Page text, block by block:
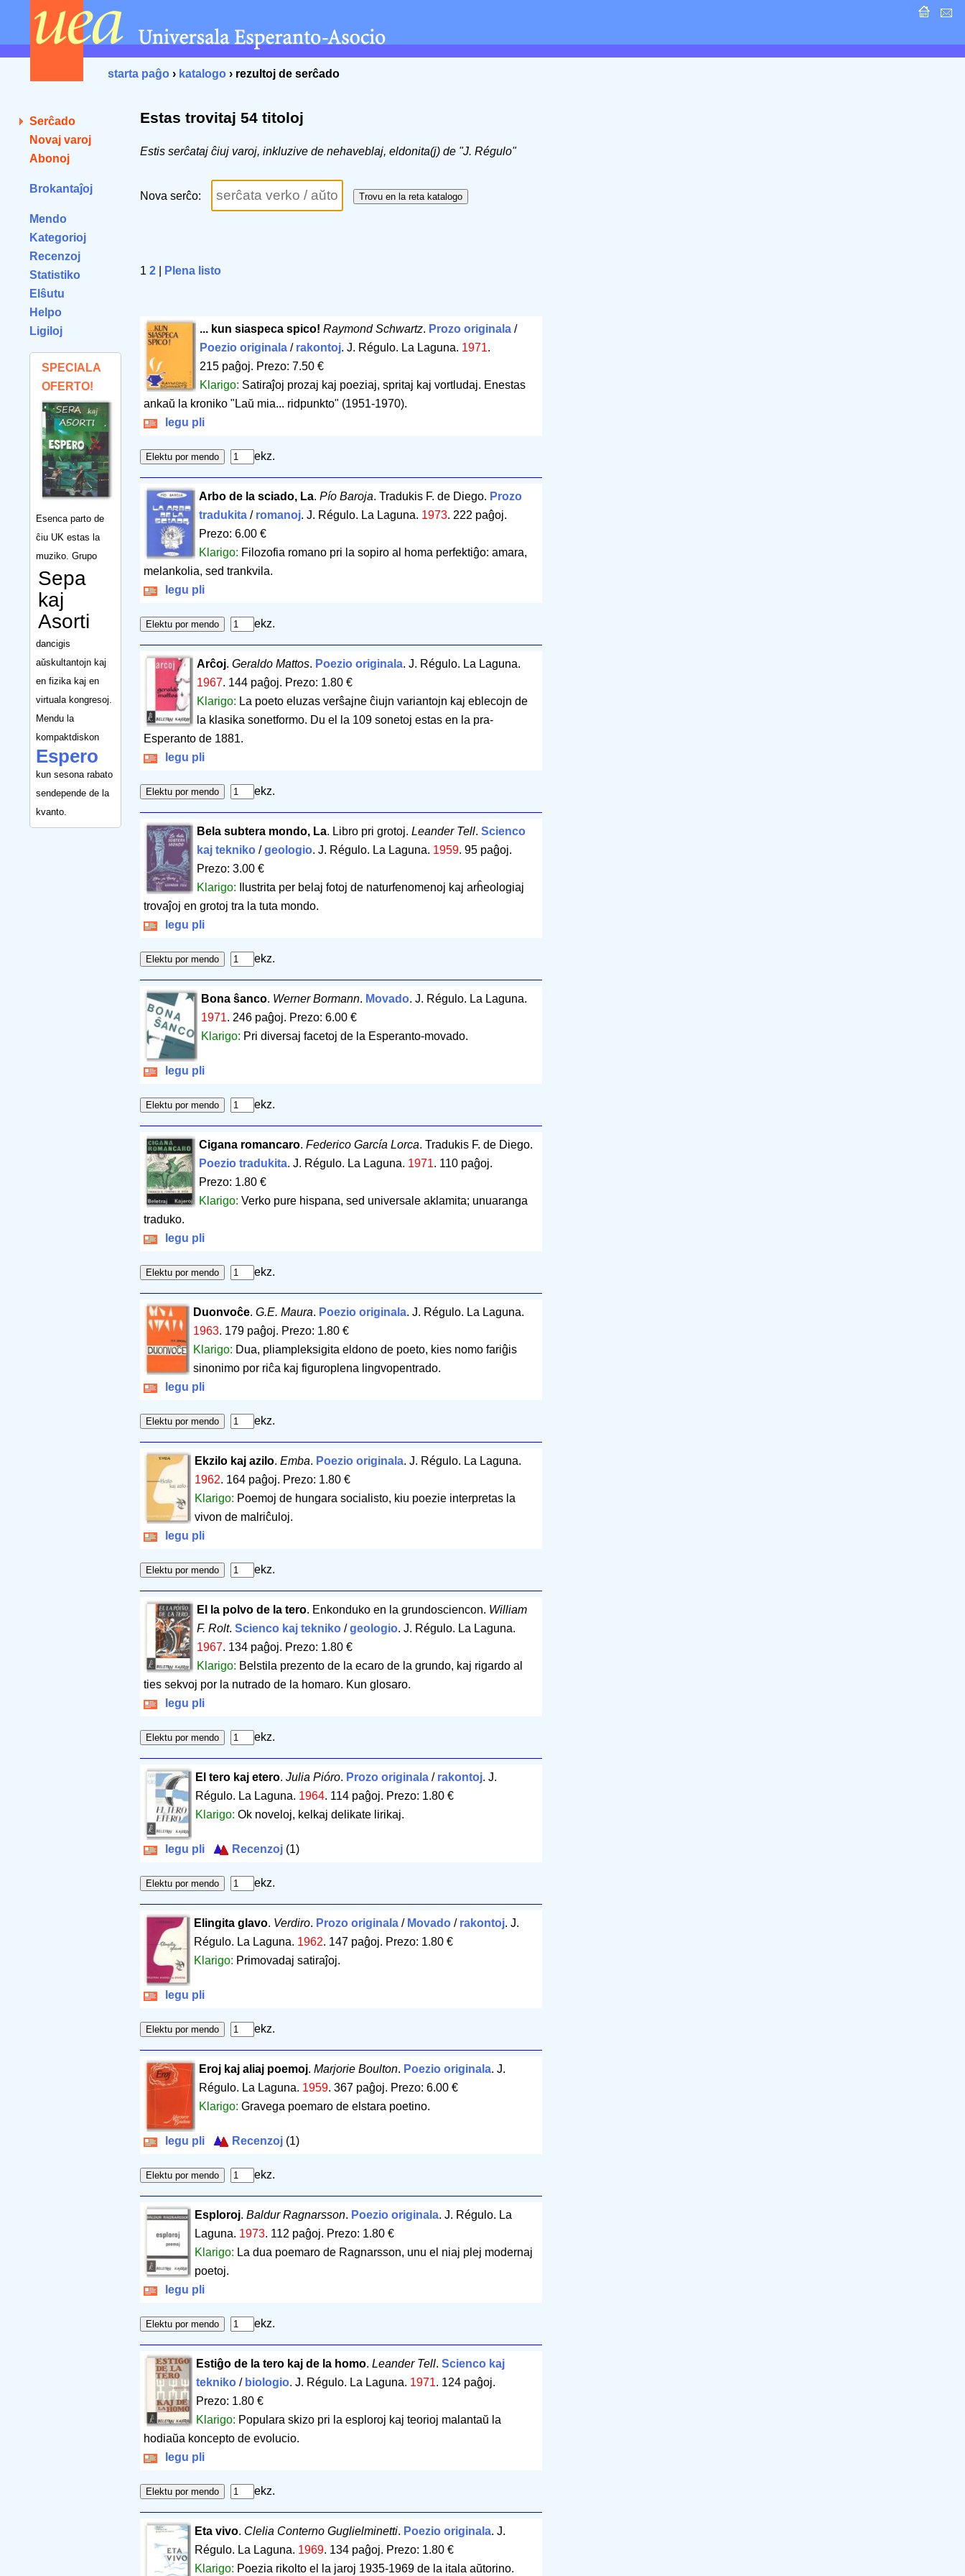
starta paĝo › katalogo › rezultoj de serĉado
Serĉado
Novaj varoj
Abonoj
Brokantaĵoj
Mendo
Kategorioj
Recenzoj
Statistiko
Elŝutu
Helpo
Ligiloj
SPECIALA
OFERTO!
Esenca parto de
ĉiu UK estas la
muziko. Grupo
Sepa
kaj
Asorti
dancigis
aŭskultantojn kaj
en fizika kaj en
virtuala kongresoj.
Mendu la
kompaktdiskon
Espero
kun sesona rabato
sendepende de la
kvanto.
Estas trovitaj 54 titoloj
Estis serĉataj ĉiuj varoj, inkluzive de nehaveblaj, eldonita(j) de "J. Régulo"
Nova serĉo:
1 2 Plena listo
... kun siaspeca spico! Raymond Schwartz. Prozo originala/
Poezio originala/ rakontoj. J. Régulo. La Laguna. 1971.
215 paĝoj. Prezo: 7.50 €
Klarigo: Satiraĵoj prozaj kaj poeziaj, spritaj kaj vortludaj. Enestas
ankaŭ la kroniko "Laŭ mia... ridpunkto" (1951-1970).
legu pli
ekz.
Arbo de la sciado, La. Pío Baroja. Tradukis F. de Diego. Prozo
tradukita/ romanoj. J. Régulo. La Laguna. 1973. 222 paĝoj.
Prezo: 6.00 €
Klarigo: Filozofia romano pri la sopiro al homa perfektiĝo: amara,
melankolia, sed trankvila.
legu pli
ekz.
Arĉoj.Geraldo Mattos. Poezio originala. J. Régulo. La Laguna.
1967. 144 paĝoj. Prezo: 1.80 €
Klarigo: La poeto eluzas verŝajne ĉiujn variantojn kaj eblecojn de
la klasika sonetformo. Du el la 109 sonetoj estas en la pra-
Esperanto de 1881.
legu pli
ekz.
Bela subtera mondo, La. Libro pri grotoj.Leander Tell.Scienco
kaj tekniko /geologio. J. Régulo. La Laguna. 1959.95 paĝoj.
Prezo: 3.00 €
Klarigo:
Ilustrita per belaj fotoj de naturfenomenoj kaj arĥeologiaj
trovaĵoj en grotoj tra la tuta mondo.
legu pli
ekz.
Bona ŝanco. Werner Bormann. Movado. J. Régulo. La Laguna.
1971. 246 paĝoj. Prezo: 6.00 €
Klarigo: Pri diversaj facetoj de la Esperanto-movado.
legu pli
ekz.
Cigana romancaro. Federico García Lorca. Tradukis F. de Diego.
Poezio tradukita. J. Régulo. La Laguna. 1971. 110 paĝoj.
Prezo: 1.80 €
Klarigo: Verko pure hispana, sed universale aklamita; unuaranga
traduko.
legu pli
ekz.
Duonvoĉe. G.E. Maura. Poezio originala. J. Régulo. La Laguna.
1963. 179 paĝoj. Prezo: 1.80 €
Klarigo: Dua, pliampleksigita eldono de poeto, kies nomo fariĝis
sinonimo por riĉa kaj figuroplena lingvopentrado.
legu pli
ekz.
Ekzilo kaj azilo.Emba. Poezio originala. J. Régulo. La Laguna.
1962. 164 paĝoj. Prezo: 1.80 €
Klarigo: Poemoj de hungara socialisto, kiu poezie interpretas la
vivon de malriĉuloj.
legu pli
ekz.
El la polvo de la tero. Enkonduko en la grundosciencon. William
F. Rolt.Scienco kaj tekniko /geologio. J. Régulo. La Laguna.
1967. 134 paĝoj. Prezo: 1.80 €
Klarigo: Belstila prezento de la ecaro de la grundo, kaj rigardo al
ties sekvoj por la nutrado de la homaro. Kun glosaro.
legu pli
ekz.
El tero kaj etero.Julia Pióro. Prozo originala / rakontoj. J.
Régulo. La Laguna. 1964. 114 paĝoj. Prezo: 1.80 €
Klarigo:Ok noveloj, kelkaj delikate lirikaj.
legu pli Recenzoj (1)
ekz.
Elingita glavo. Verdiro. Prozo originala/ Movado/ rakontoj. J.
Régulo. La Laguna. 1962. 147 paĝoj. Prezo: 1.80 €
Klarigo: Primovadaj satiraĵoj.
legu pli
ekz.
Eroj kaj aliaj poemoj. Marjorie Boulton. Poezio originala. J.
Régulo. La Laguna. 1959. 367 paĝoj. Prezo: 6.00 €
Klarigo: Gravega poemaro de elstara poetino.
legu pli Recenzoj (1)
ekz.
Esploroj.Baldur Ragnarsson. Poezio originala. J. Régulo. La
Laguna. 1973. 112 paĝoj. Prezo: 1.80 €
Klarigo: La dua poemaro de Ragnarsson, unu el niaj plej modernaj
poetoj.
legu pli
ekz.
Estiĝo de la tero kaj de la homo.Leander Tell.Scienco kaj
tekniko / biologio. J. Régulo. La Laguna. 1971. 124 paĝoj.
Prezo: 1.80 €
Klarigo: Populara skizo pri la esploroj kaj teorioj malantaŭ la
hodiaŭa koncepto de evolucio.
legu pli
ekz.
Eta vivo. Clelia Conterno Guglielminetti. Poezio originala. J.
Régulo. La Laguna. 1969. 134 paĝoj. Prezo: 1.80 €
Klarigo: Poezia rikolto el la jaroj 1935-1969 de la itala aŭtorino.